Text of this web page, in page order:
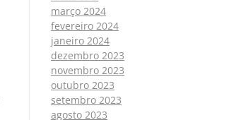
março 2024
fevereiro 2024
janeiro 2024
dezembro 2023
novembro 2023
outubro 2023
setembro 2023
agosto 2023